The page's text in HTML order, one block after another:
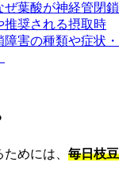
葉酸が神経管閉鎖
推奨される摂取時
害の種類や症状・
めには、 毎日枝豆